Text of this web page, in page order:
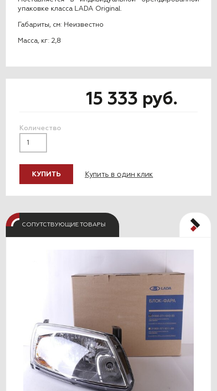
упаковке класса LADA Original.
Габариты, см: Неизвестно
Масса, кг: 2,8
15 333 руб.
Количество
КУПИТЬ Купить в один клик
СОПУТСТВУЮЩИЕ ТОВАРЫ